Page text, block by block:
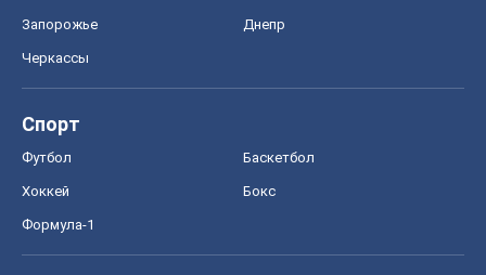
Запорожье Днепр
Черкассы
Спорт
Футбол Баскетбол
Хоккей Бокс
Формула-1